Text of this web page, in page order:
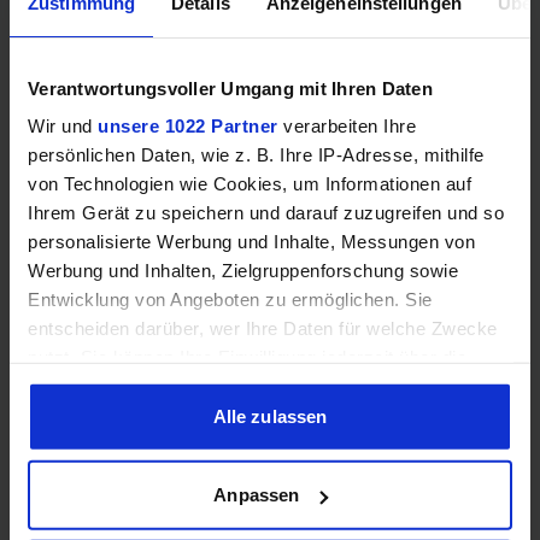
Verantwortungsvoller Umgang mit Ihren Daten
Wir und unsere 1022 Partner verarbeiten Ihre
persönlichen Daten, wie z. B. Ihre IP-Adresse, mithilfe
von Technologien wie Cookies, um Informationen auf
Ihrem Gerät zu speichern und darauf zuzugreifen und so
personalisierte Werbung und Inhalte, Messungen von
Werbung und Inhalten, Zielgruppenforschung sowie
Entwicklung von Angeboten zu ermöglichen. Sie
entscheiden darüber, wer Ihre Daten für welche Zwecke
Cookie-Erklärung oder durch Klicken auf das Privacy
Trigger Symbol ändern oder widerrufen
Informationen über Ihre geografische Lage erfassen,
welche bis auf einige Meter genau sein können
Alle zulassen
Anpassen
Glorious GMMK 3 (65%, Glorious Fox MX Linear 50M,
prelubed, Gehäuse schallgedämmt, Drehregler, "GPBT
Double-Shot" Tastenkappen)